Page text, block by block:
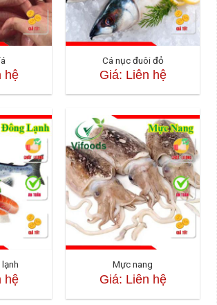
hệ
Cá nục đuôi đỏ
Giá: Liên hệ
hệ
Mực nang
Giá: Liên hệ